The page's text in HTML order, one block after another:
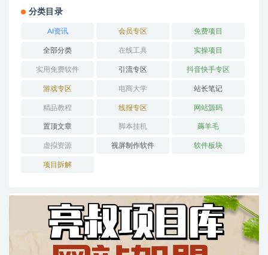
分类目录
AI资讯 会员专区 免费项目
全部分类 在线工具 实操项目
实用免费软件 引流专区 抖音快手专区
游戏专区 电商大学 站长笔记
精品教程 线报专区 网站源码
置顶文章 脚本挂机 薅羊毛
虚拟资源 视屏制作软件 软件板块
项目拆解